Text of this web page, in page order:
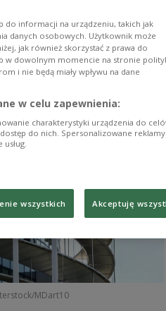
MDart10
do informacji na urządzeniu, takich jak
danych osobowych. Użytkownik może
jak również skorzystać z prawa do
w dowolnym momencie na stronie
i nie będą miały wpływu na dane
w celu zapewnienia:
charakterystyki urządzenia do
do nich. Spersonalizowane reklamy
wszystkich Akceptuję